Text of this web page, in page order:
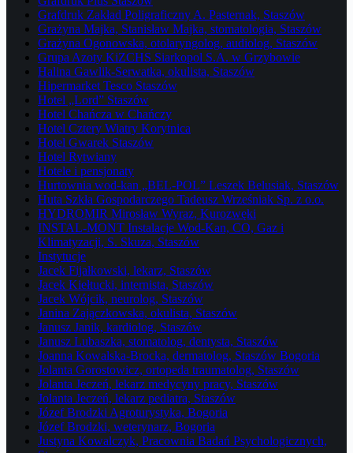
Grafdruk Zakład Poligraficzny A. Pasternak, Staszów
Grażyna Majka, Stanisław Majka, stomatologia, Staszów
Grażyna Ogonowska, otolaryngolog, audiolog, Staszów
Grupa Azoty KiZCHS Siarkopol S.A. w Grzybowie
Halina Gawlik-Serwatka, okulista, Staszów
Hipermarket Tesco Staszów
Hotel „Lord” Staszów
Hotel Chańcza w Chańczy
Hotel Cztery Wiatry Korytnica
Hotel Gwarek Staszów
Hotel Rytwiany
Hotele i pensjonaty
Hurtownia wod-kan „BEL-POL” Leszek Belusiak, Staszów
Huta Szkła Gospodarczego Tadeusz Wrześniak Sp. z o.o.
HYDROMIR Mirosław Wyraz, Kurozwęki
INSTAL-MONT Instalacje Wod-Kan, CO, Gaz i
Klimatyzacji, S. Skuza, Staszów
Instytucje
Jacek Fijałkowski, lekarz, Staszów
Jacek Kiełtucki, internista, Staszów
Jacek Wójcik, neurolog, Staszów
Janina Zajączkowska, okulista, Staszów
Janusz Janik, kardiolog, Staszów
Janusz Lubaszka, stomatolog, dentysta, Staszów
Joanna Kowalska-Brocka, dermatolog, Staszów Bogoria
Jolanta Gorostowicz, ortopeda traumatolog, Staszów
Jolanta Jeczeń, lekarz medycyny pracy, Staszów
Jolanta Jeczeń, lekarz pediatra, Staszów
Józef Brodzki Agroturystyka, Bogoria
Józef Brodzki, weterynarz, Bogoria
Justyna Kowalczyk, Pracownia Badań Psychologicznych,